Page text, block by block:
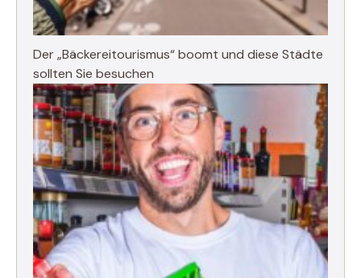
Der „Bäckereitourismus“ boomt und diese Städte
sollten Sie besuchen